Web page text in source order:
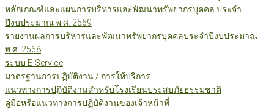
หลักเกณฑ์และแผนการบริหารและพัฒนาทรัพยากรบุคคล ประจำ
ปีงบประมาณ พ.ศ. 2569
รายงานผลการบริหารและพัฒนาทรัพยากรบุคคลประจำปีงบประมาณ
พ.ศ. 2568
ระบบ E-Service
มาตรฐานการปฏิบัติงาน / การให้บริการ
แนวทางการปฏิบัติงานสำหรับโรงเรียนประสบภัยธรรมชาติ
คู่มือหรือแนวทางการปฏิบัติงานของเจ้าหน้าที่